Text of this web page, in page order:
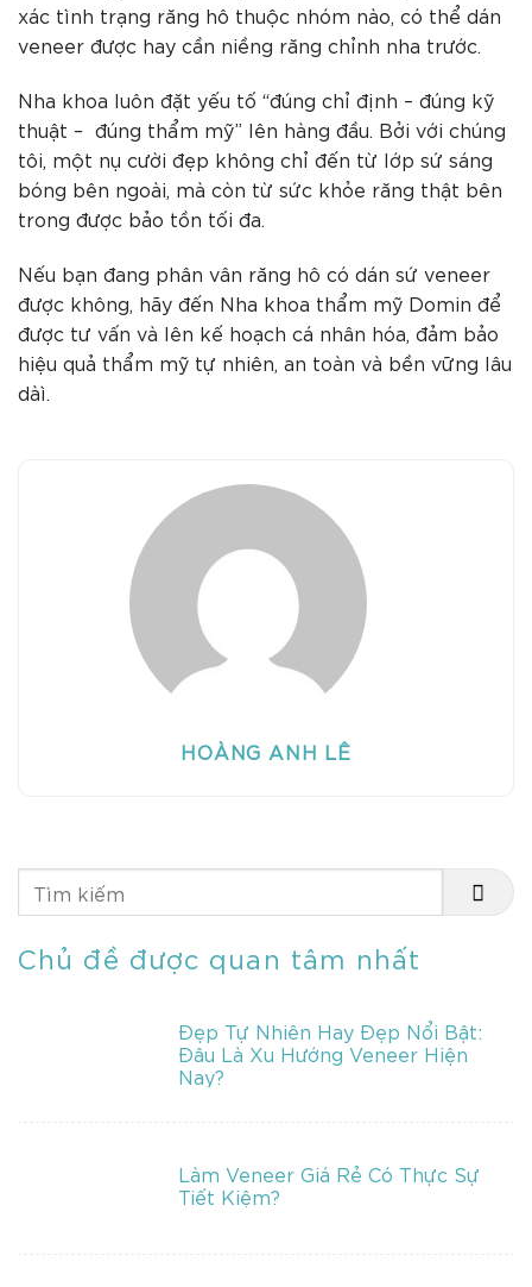
xác tình trạng răng hô thuộc nhóm nào, có thể dán
veneer được hay cần niềng răng chỉnh nha trước.
Nha khoa luôn đặt yếu tố “đúng chỉ định – đúng kỹ
thuật – đúng thẩm mỹ” lên hàng đầu. Bởi với chúng
tôi, một nụ cười đẹp không chỉ đến từ lớp sứ sáng
bóng bên ngoài, mà còn từ sức khỏe răng thật bên
trong được bảo tồn tối đa.
Nếu bạn đang phân vân răng hô có dán sứ veneer
được không, hãy đến Nha khoa thẩm mỹ Domin để
được tư vấn và lên kế hoạch cá nhân hóa, đảm bảo
hiệu quả thẩm mỹ tự nhiên, an toàn và bền vững lâu
dàì.
HOÀNG ANH LÊ
Chủ đề được quan tâm nhất
Đẹp Tự Nhiên Hay Đẹp Nổi Bật:
Đâu Là Xu Hướng Veneer Hiện
Nay?
Làm Veneer Giá Rẻ Có Thực Sự
Tiết Kiệm?